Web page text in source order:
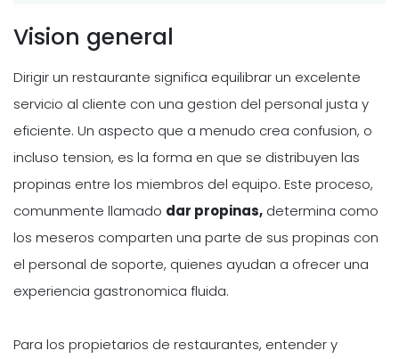
Vision general
Dirigir un restaurante significa equilibrar un excelente
servicio al cliente con una gestion del personal justa y
eficiente. Un aspecto que a menudo crea confusion, o
incluso tension, es la forma en que se distribuyen las
propinas entre los miembros del equipo. Este proceso,
comunmente llamado dar propinas, determina como
los meseros comparten una parte de sus propinas con
el personal de soporte, quienes ayudan a ofrecer una
experiencia gastronomica fluida.
Para los propietarios de restaurantes, entender y